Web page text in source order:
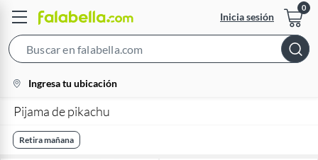
Inicia sesión
Bar
location-
icon
Ingresa tu ubicación
Pijama de pikachu
Retira mañana